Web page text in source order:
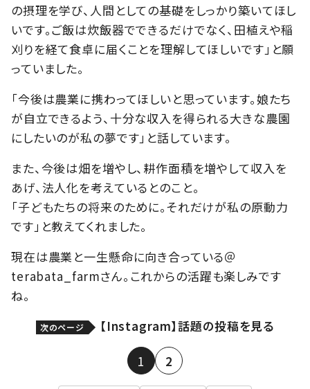
の摂理を学び、人間としての基礎をしっかり築いてほし
いです。ご飯は炊飯器でできるだけでなく、田植えや稲
刈りを経て食卓に届くことを理解してほしいです」と願
っていました。
「今後は農業に携わってほしいと思っています。娘たち
が自立できるよう、十分な収入を得られる大きな農園
にしたいのが私の夢です」と話しています。
また、今後は畑を増やし、耕作面積を増やして収入を
あげ、法人化を考えているとのこと。
「子どもたちの将来のために。それだけが私の原動力
です」と教えてくれました。
現在は農業と一生懸命に向き合っている＠
terabata_farmさん。これからの活躍も楽しみです
ね。
次のページ 【Instagram】話題の投稿を見る
1 2